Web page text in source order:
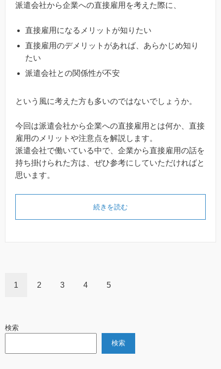
派遣会社から企業への直接雇用を考えた際に、
直接雇用になるメリットが知りたい
直接雇用のデメリットがあれば、あらかじめ知り
たい
派遣会社との関係性が不安
という風に考えた方も多いのではないでしょうか。
今回は派遣会社から企業への直接雇用とは何か、直接
雇用のメリットや注意点を解説します。
派遣会社で働いている中で、企業から直接雇用の話を
持ち掛けられた方は、ぜひ参考にしていただければと
思います。
続きを読む
1 2 3 4 5
検索
検索